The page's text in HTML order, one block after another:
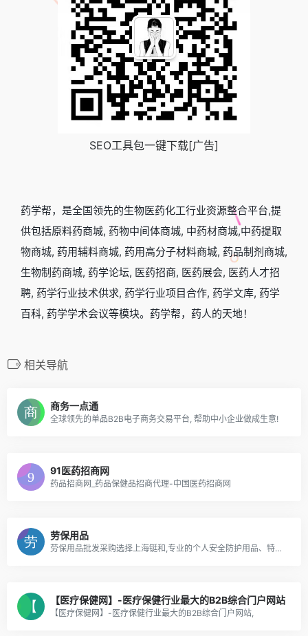
SEO工具包一键下载[广告]
药学帮，是全国领先的生物医药化工行业资源整合平台,提
供包括原料药商城, 药物中间体商城, 中药材商城,中药提取
物商城, 药用辅料商城, 药用高分子材料商城, 药品制剂商城,
生物制药商城, 药学论坛, 医药招商, 医药展会, 医药人才招
聘, 药学行业技术供求, 药学行业项目合作, 药学文库, 药学
百科, 药学学术会议等模块。药学帮，药人的天地！
相关导航
商务一点通
全球领先的单品B2B电子商务交易平台, 帮助中小企业做成生意!
91医药招商网
药品招商网_药品保健品招商代理-中国医药招商网
劳保用品
劳保用品批发采购选择上海铤和,专业的个人安全防护用品、特种劳动防护用品一站式采购平台,劳保用品厂家直供,产品全,价格低,交期短,铤和劳保用品网站是您安全防护产品的好选择.
【医疗保健网】-医疗保健行业最大的B2B综合门户网站
【医疗保健网】-医疗保健行业最大的B2B综合门户网站,